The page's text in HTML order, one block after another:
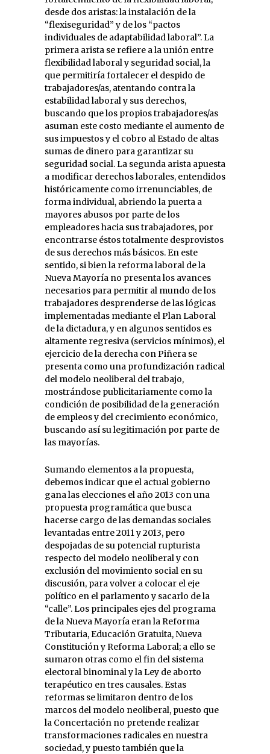
desde dos aristas: la instalación de la
“flexiseguridad” y de los “pactos
individuales de adaptabilidad laboral”. La
primera arista se refiere a la unión entre
flexibilidad laboral y seguridad social, la
que permitiría fortalecer el despido de
trabajadores/as, atentando contra la
estabilidad laboral y sus derechos,
buscando que los propios trabajadores/as
asuman este costo mediante el aumento de
sus impuestos y el cobro al Estado de altas
sumas de dinero para garantizar su
seguridad social. La segunda arista apuesta
a modificar derechos laborales, entendidos
históricamente como irrenunciables, de
forma individual, abriendo la puerta a
mayores abusos por parte de los
empleadores hacia sus trabajadores, por
encontrarse éstos totalmente desprovistos
de sus derechos más básicos. En este
sentido, si bien la reforma laboral de la
Nueva Mayoría no presenta los avances
necesarios para permitir al mundo de los
trabajadores desprenderse de las lógicas
implementadas mediante el Plan Laboral
de la dictadura, y en algunos sentidos es
altamente regresiva (servicios mínimos), el
ejercicio de la derecha con Piñera se
presenta como una profundización radical
del modelo neoliberal del trabajo,
mostrándose publicitariamente como la
condición de posibilidad de la generación
de empleos y del crecimiento económico,
buscando así su legitimación por parte de
las mayorías.
Sumando elementos a la propuesta,
debemos indicar que el actual gobierno
gana las elecciones el año 2013 con una
propuesta programática que busca
hacerse cargo de las demandas sociales
levantadas entre 2011 y 2013, pero
despojadas de su potencial rupturista
respecto del modelo neoliberal y con
exclusión del movimiento social en su
discusión, para volver a colocar el eje
político en el parlamento y sacarlo de la
“calle”. Los principales ejes del programa
de la Nueva Mayoría eran la Reforma
Tributaria, Educación Gratuita, Nueva
Constitución y Reforma Laboral; a ello se
sumaron otras como el fin del sistema
electoral binominal y la Ley de aborto
terapéutico en tres causales. Estas
reformas se limitaron dentro de los
marcos del modelo neoliberal, puesto que
la Concertación no pretende realizar
transformaciones radicales en nuestra
sociedad, y puesto también que la